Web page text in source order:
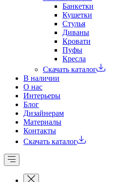
Банкетки
Кушетки
Стулья
Диваны
Кровати
Пуфы
Кресла
Скачать каталог
В наличии
О нас
Интерьеры
Блог
Дизайнерам
Материалы
Контакты
Скачать каталог